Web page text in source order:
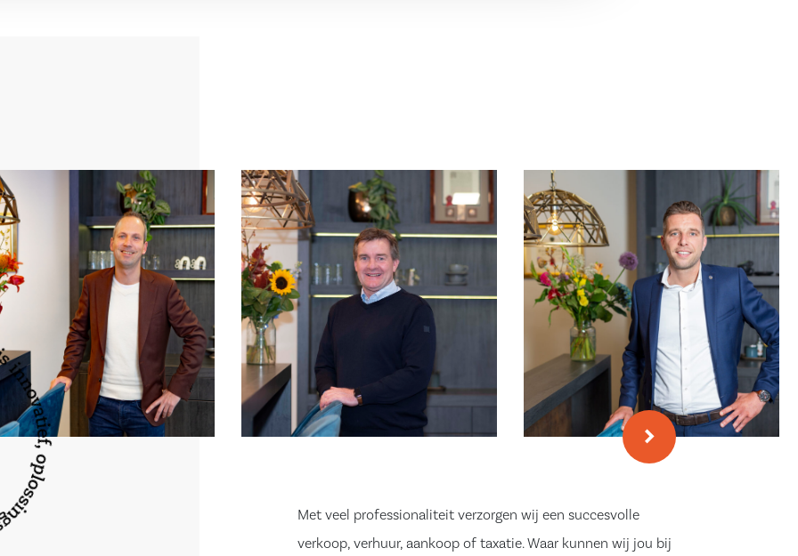
IMPRESSIES,
Neem snel
Met veel professionaliteit verzorgen wij een succesvolle
verkoop, verhuur, aankoop of taxatie. Waar kunnen wij jou bij